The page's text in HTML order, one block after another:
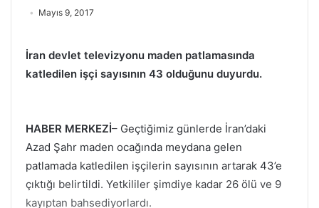
Mayıs 9, 2017
İran devlet televizyonu maden patlamasında
katledilen işçi sayısının 43 olduğunu duyurdu.
HABER MERKEZİ– Geçtiğimiz günlerde İran’daki
Azad Şahr maden ocağında meydana gelen
patlamada katledilen işçilerin sayısının artarak 43’e
çıktığı belirtildi. Yetkililer şimdiye kadar 26 ölü ve 9
kayıptan bahsediyorlardı.